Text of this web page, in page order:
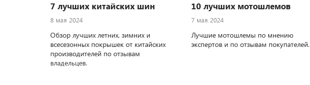
7 лучших китайских шин
8 мая 2024
Обзор лучших летних, зимних и
всесезонных покрышек от китайских
производителей по отзывам
владельцев.
10 лучших мотошлемов
7 мая 2024
Лучшие мотошлемы по мнению
экспертов и по отзывам покупателей.